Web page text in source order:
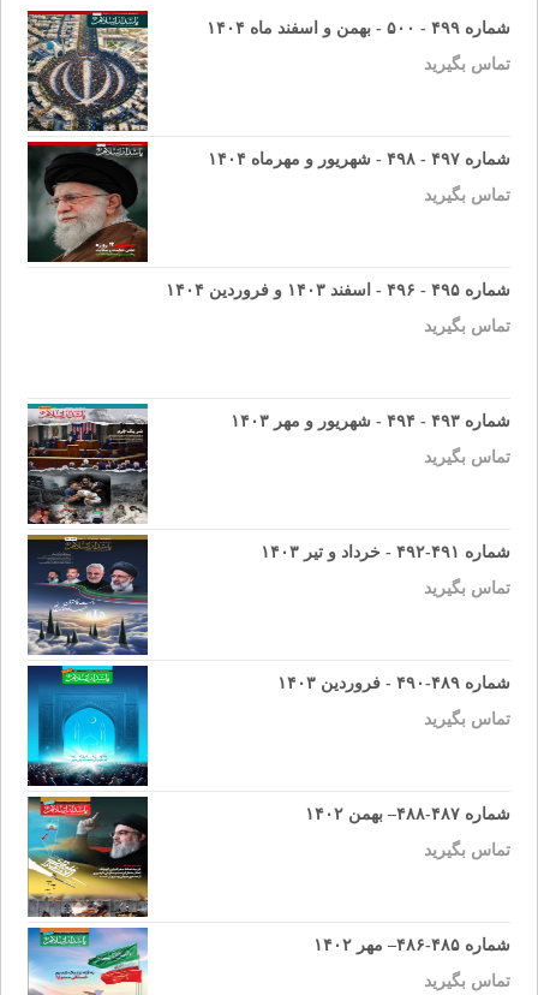
شماره ۴۹۹ - ۵۰۰ - بهمن و اسفند ماه ۱۴۰۴
تماس بگیرید
شماره ۴۹۷ - ۴۹۸ - شهریور و مهرماه ۱۴۰۴
تماس بگیرید
شماره ۴۹۵ - ۴۹۶ - اسفند ۱۴۰۳ و فروردین ۱۴۰۴
تماس بگیرید
شماره ۴۹۳ - ۴۹۴ - شهریور و مهر ۱۴۰۳
تماس بگیرید
شماره ۴۹۱-۴۹۲ - خرداد و تیر ۱۴۰۳
تماس بگیرید
شماره ۴۸۹-۴۹۰ - فروردین ۱۴۰۳
تماس بگیرید
شماره ۴۸۷-۴۸۸– بهمن ۱۴۰۲
تماس بگیرید
شماره ۴۸۵-۴۸۶– مهر ۱۴۰۲
تماس بگیرید